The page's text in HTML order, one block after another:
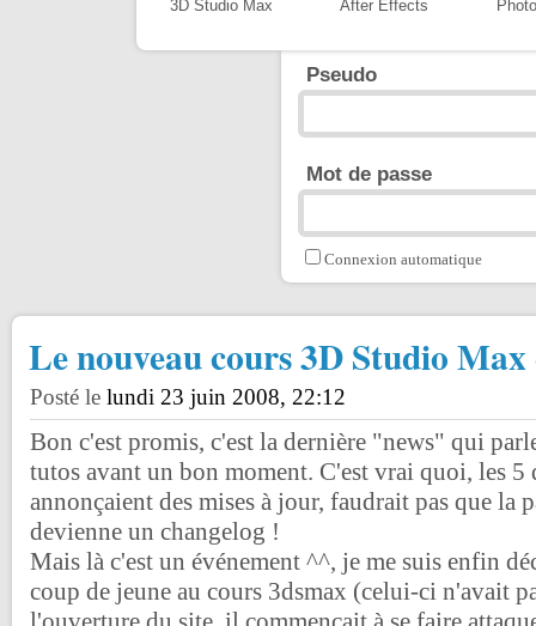
3D Studio Max After Effects
Pseudo
Mot de passe
Connexion automatique
Le nouveau cours 3D Studio
Posté le lundi 23 juin 2008, 22:12
Bon c'est promis, c'est la dernière "news" qui
tutos avant un bon moment. C'est vrai quoi, les 5
annonçaient des mises à jour, faudrait pas que la
devienne un changelog !
Mais là c'est un événement ^^, je me suis enfin
coup de jeune au cours 3dsmax (celui-ci n'avait